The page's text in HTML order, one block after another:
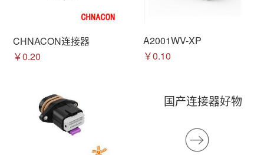
CHNACON连接器
￥0.20
A2001WV-XP
￥0.10
国产连接器好物